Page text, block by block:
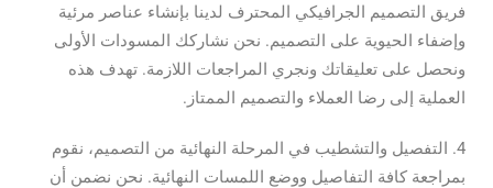
فريق التصميم الجرافيكي المحترف لدينا بإنشاء عناصر مرئية
وإضفاء الحيوية على التصميم. نحن نشاركك المسودات الأولى
ونحصل على تعليقاتك ونجري المراجعات اللازمة. تهدف هذه
العملية إلى رضا العملاء والتصميم الممتاز.
4. التفصيل والتشطيب في المرحلة النهائية من التصميم، نقوم
بمراجعة كافة التفاصيل ووضع اللمسات النهائية. نحن نضمن أن